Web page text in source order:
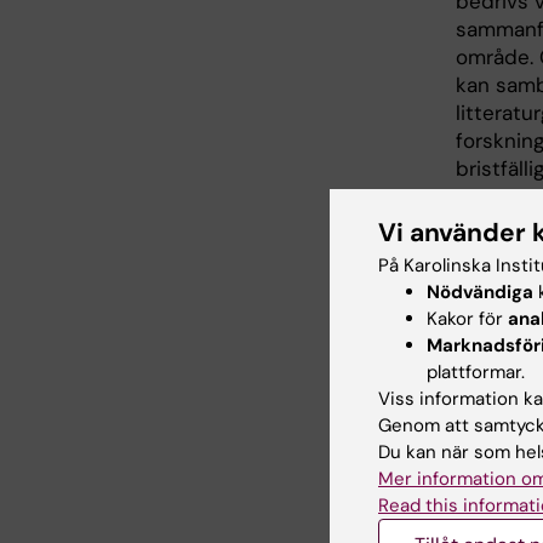
kan
Nya
Vid IMM
kopplar
typer av
Ett
bland
Vi använder
På Karolinska
Nödvändiga
Kakor för
plattformar.
Viss information
Genom att
Du kan när som
Mer information
Read this